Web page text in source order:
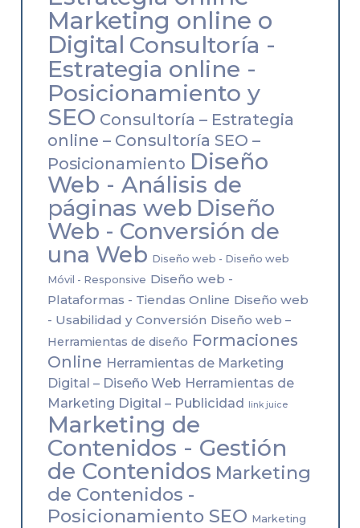
Marketing online o
Digital Consultoría -
Estrategia online -
Posicionamiento y
SEO Consultoría – Estrategia
online – Consultoría SEO –
Posicionamiento Diseño
Web - Análisis de
páginas web Diseño
Web - Conversión de
una Web Diseño web - Diseño web
Móvil - Responsive Diseño web -
Plataformas - Tiendas Online Diseño web
- Usabilidad y Conversión Diseño web –
Herramientas de diseño Formaciones
Online Herramientas de Marketing
Digital – Diseño Web Herramientas de
Marketing Digital – Publicidad link juice
Marketing de
Contenidos - Gestión
de Contenidos Marketing
de Contenidos -
Posicionamiento SEO Marketing